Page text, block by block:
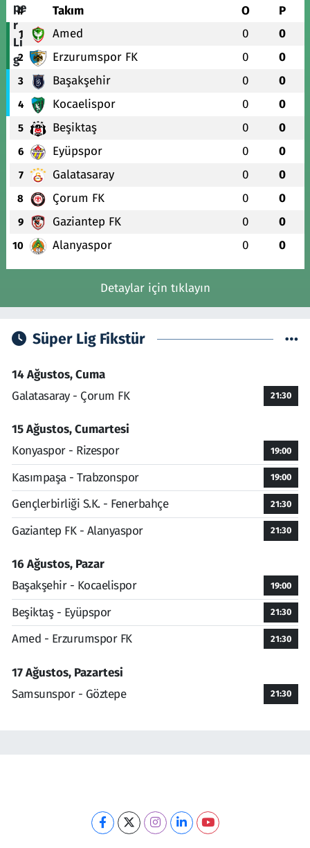
# Takım O P
1 Amed 0 0
2 Erzurumspor FK 0 0
3 Başakşehir 0 0
4 Kocaelispor 0 0
5 Beşiktaş 0 0
6 Eyüpspor 0 0
7 Galatasaray 0 0
8 Çorum FK 0 0
9 Gaziantep FK 0 0
10 Alanyaspor 0 0
Detaylar için tıklayın
Süper Lig Fikstür
14 Ağustos, Cuma
Galatasaray - Çorum FK
21:30
15 Ağustos, Cumartesi
Konyaspor - Rizespor
19:00
Kasımpaşa - Trabzonspor 19:00
Gençlerbirliği S.K. - Fenerbahçe 21:30
Gaziantep FK - Alanyaspor 21:30
16 Ağustos, Pazar
Başakşehir - Kocaelispor
19:00
Beşiktaş - Eyüpspor 21:30
Amed - Erzurumspor FK 21:30
17 Ağustos, Pazartesi
Samsunspor - Göztepe
21:30